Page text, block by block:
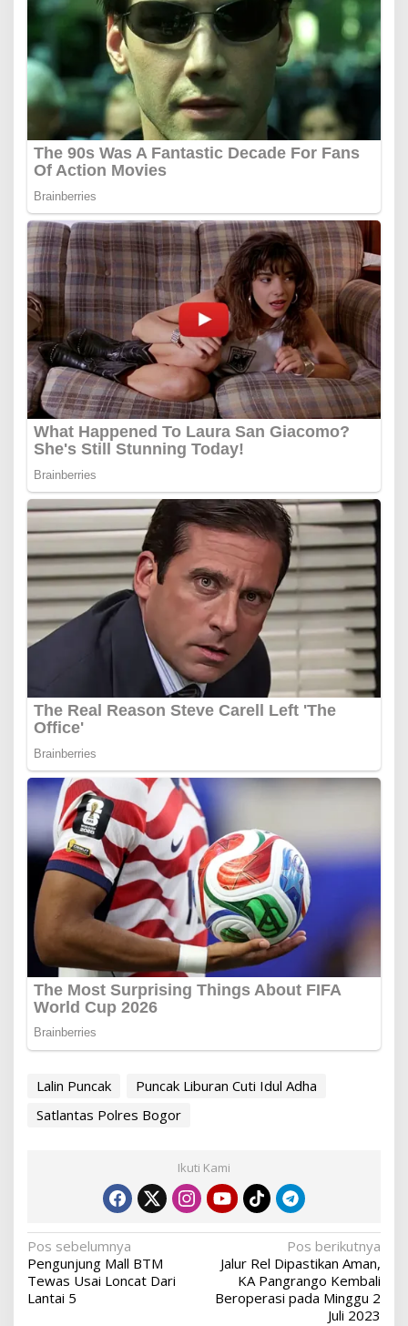
Lalin Puncak
Puncak Liburan Cuti Idul Adha
Satlantas Polres Bogor
Ikuti Kami
Navigasi
pos
Pos sebelumnya
Pengunjung Mall BTM
Tewas Usai Loncat Dari
Lantai 5
Pos berikutnya
Jalur Rel Dipastikan Aman,
KA Pangrango Kembali
Beroperasi pada Minggu 2
Juli 2023